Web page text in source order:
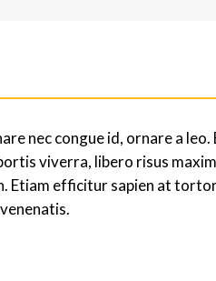
nec congue id, ornare a leo.
viverra, libero risus
Etiam efficitur sapien at